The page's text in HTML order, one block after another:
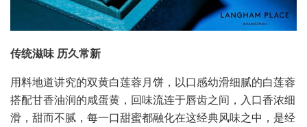
传统滋味 历久常新
用料地道讲究的双黄白莲蓉月饼，以口感幼滑细腻的白莲蓉
搭配甘香油润的咸蛋黄，回味流连于唇齿之间，入口香浓细
滑，甜而不腻，每一口甜蜜都融化在这经典风味之中，是经